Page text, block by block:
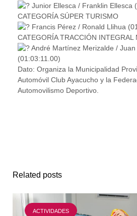
Junior Ellesca / Franklin Ellesca
CATEGORÍA SÚPER TURISMO
Francis Pérez / Ronald Llihua
CATEGORÍA TRACCIÓN INTEGRAL
André Martínez Merizalde /
(01:03:11.00)
Dato: Organiza la Municipalidad
Automóvil Club Ayacucho y la
Automovilismo Deportivo.
Related posts
ACTIVIDADES